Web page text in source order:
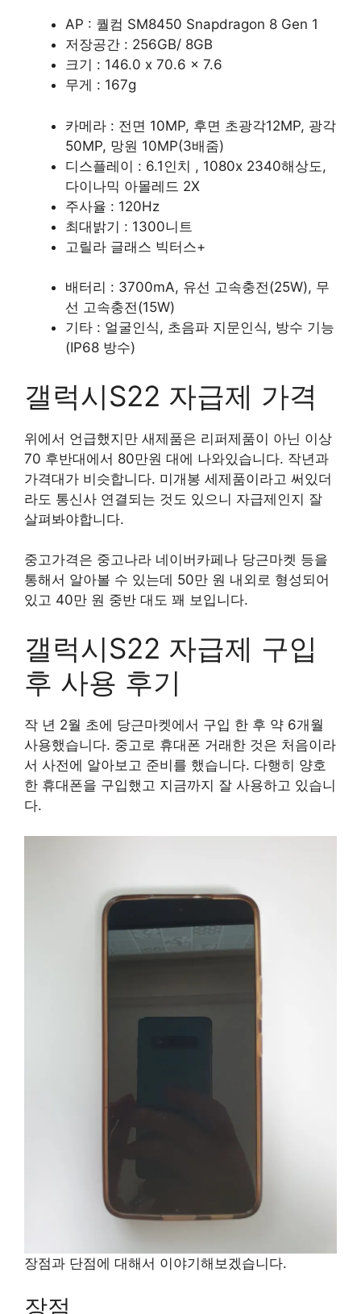
AP : 퀄컴 SM8450 Snapdragon 8 Gen 1
저장공간 : 256GB/ 8GB
크기 : 146.0 x 70.6 x 7.6
무게 : 167g
카메라 : 전면 10MP, 후면 초광각12MP, 광각
50MP, 망원 10MP(3배줌)
디스플레이 : ​6.1인치 , 1080x 2340해상도,
다이나믹 아몰레드 2X
주사율 : 120Hz
최대밝기 : 1300니트
고릴라 글래스 빅터스+
배터리 : 3700mA, 유선 고속충전(25W), 무
선 고속충전(15W)
기타 : 얼굴인식, 초음파 지문인식, 방수 기능
(IP68 방수)
갤럭시S22 자급제 가격
위에서 언급했지만 새제품은 리퍼제품이 아닌 이상
70 후반대에서 80만원 대에 나와있습니다. 작년과
가격대가 비슷합니다. 미개봉 세제품이라고 써있더
라도 통신사 연결되는 것도 있으니 자급제인지 잘
살펴봐야합니다.
중고가격은 중고나라 네이버카페나 당근마켓 등을
통해서 알아볼 수 있는데 50만 원 내외로 형성되어
있고 40만 원 중반 대도 꽤 보입니다.
갤럭시S22 자급제 구입
후 사용 후기
작 년 2월 초에 당근마켓에서 구입 한 후 약 6개월
사용했습니다. 중고로 휴대폰 거래한 것은 처음이라
서 사전에 알아보고 준비를 했습니다. 다행히 양호
한 휴대폰을 구입했고 지금까지 잘 사용하고 있습니
다.
장점과 단점에 대해서 이야기해보겠습니다.
장점